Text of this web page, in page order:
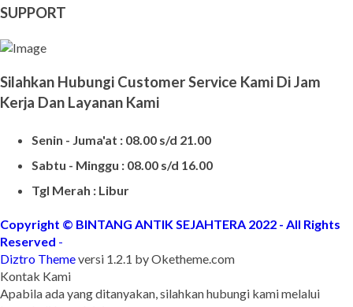
SUPPORT
Silahkan Hubungi Customer Service Kami Di Jam
Kerja Dan Layanan Kami
Senin - Juma'at : 08.00 s/d 21.00
Sabtu - Minggu : 08.00 s/d 16.00
Tgl Merah : Libur
Copyright © BINTANG ANTIK SEJAHTERA 2022 - All Rights
Reserved -
Diztro Themeversi 1.2.1 by Oketheme.com
Kontak Kami
Apabila ada yang ditanyakan, silahkan hubungi kami melalui